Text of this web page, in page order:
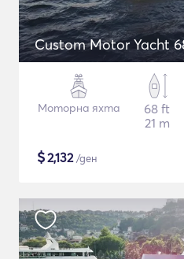
Custom Motor Yacht
Моторна яхта
68 ft
21 m
$2,132/ден